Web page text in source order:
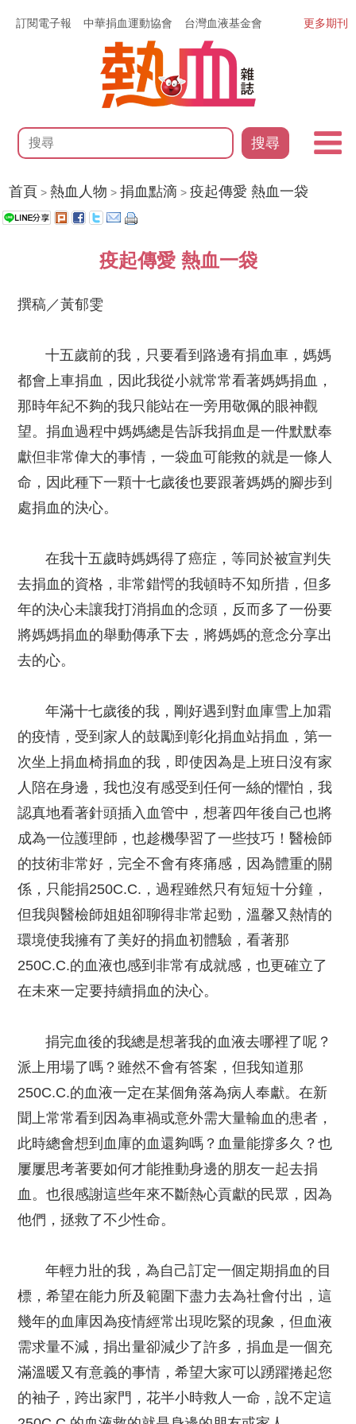
訂閱電子報 中華捐血運動協會 台灣血液基金會
搜尋
更多期刊
首頁 >熱血人物 >捐血點滴 >疫起傳愛 熱血一袋
疫起傳愛 熱血一袋
撰稿／黃郁雯
十五歲前的我，只要看到路邊有捐血車，媽媽
都會上車捐血，因此我從小就常常看著媽媽捐血，
那時年紀不夠的我只能站在一旁用敬佩的眼神觀
望。捐血過程中媽媽總是告訴我捐血是一件默默奉
獻但非常偉大的事情，一袋血可能救的就是一條人
命，因此種下一顆十七歲後也要跟著媽媽的腳步到
處捐血的決心。
在我十五歲時媽媽得了癌症，等同於被宣判失
去捐血的資格，非常錯愕的我頓時不知所措，但多
年的決心未讓我打消捐血的念頭，反而多了一份要
將媽媽捐血的舉動傳承下去，將媽媽的意念分享出
去的心。
年滿十七歲後的我，剛好遇到對血庫雪上加霜
的疫情，受到家人的鼓勵到彰化捐血站捐血，第一
次坐上捐血椅捐血的我，即使因為是上班日沒有家
人陪在身邊，我也沒有感受到任何一絲的懼怕，我
認真地看著針頭插入血管中，想著四年後自己也將
成為一位護理師，也趁機學習了一些技巧！醫檢師
的技術非常好，完全不會有疼痛感，因為體重的關
係，只能捐250C.C.，過程雖然只有短短十分鐘，
但我與醫檢師姐姐卻聊得非常起勁，溫馨又熱情的
環境使我擁有了美好的捐血初體驗，看著那
250C.C.的血液也感到非常有成就感，也更確立了
在未來一定要持續捐血的決心。
捐完血後的我總是想著我的血液去哪裡了呢？
派上用場了嗎？雖然不會有答案，但我知道那
250C.C.的血液一定在某個角落為病人奉獻。在新
聞上常常看到因為車禍或意外需大量輸血的患者，
此時總會想到血庫的血還夠嗎？血量能撐多久？也
屢屢思考著要如何才能推動身邊的朋友一起去捐
血。也很感謝這些年來不斷熱心貢獻的民眾，因為
他們，拯救了不少性命。
年輕力壯的我，為自己訂定一個定期捐血的目
標，希望在能力所及範圍下盡力去為社會付出，這
幾年的血庫因為疫情經常出現吃緊的現象，但血液
需求量不減，捐出量卻減少了許多，捐血是一個充
滿溫暖又有意義的事情，希望大家可以踴躍捲起您
的袖子，跨出家門，花半小時救人一命，說不定這